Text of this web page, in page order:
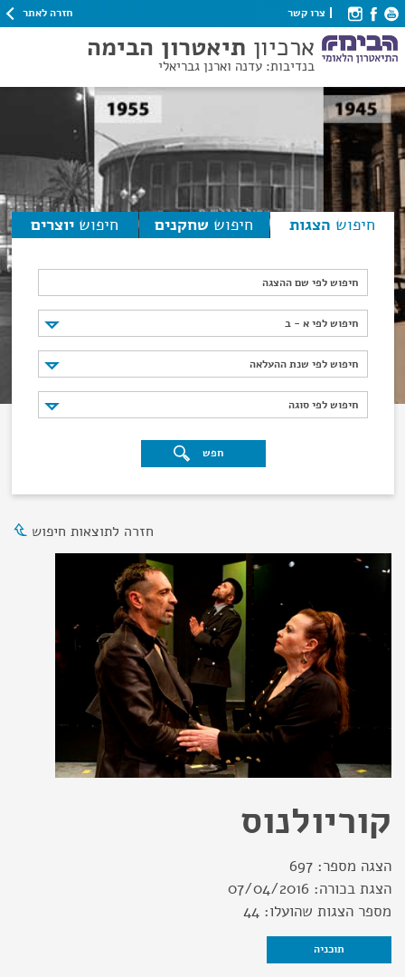
צרו קשר חזרה לאתר
ארכיון תיאטרון הבימה
בנדיבות: עדנה וארנן גבריאלי
חיפוש הצגות חיפוש שחקנים חיפוש יוצרים
חיפוש לפי שם ההצגה
חיפוש לפי א - ב
חיפוש לפי א - ב
חיפוש לפי שנת ההעלאה
חיפוש לפי שנת ההעלאה
חיפוש לפי סוגה
חיפוש לפי סוגה
חפש
חזרה לתוצאות חיפוש
קוריולנוס
הצגה מספר: 697
הצגת בכורה: 07/04/2016
מספר הצגות שהועלו: 44
תוכניה